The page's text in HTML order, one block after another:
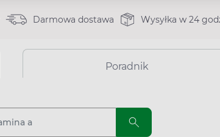
Darmowa dostawa Wysyłka w 24
Poradnik